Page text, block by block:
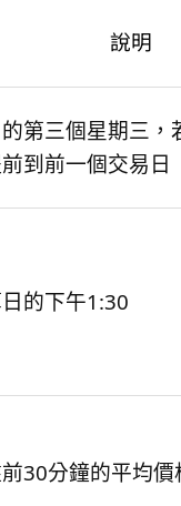
說明
第三個星期三，
到前一個交易日
的下午1:30
30分鐘的平均價